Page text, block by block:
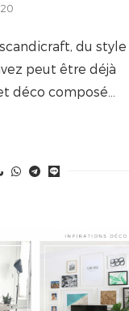
du style
peut être déjà
déco composé…